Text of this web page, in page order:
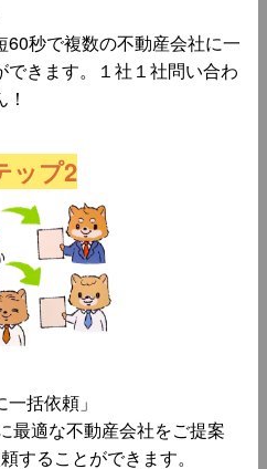
秒で複数の不動産会社に一
きます。１社１社問い合わ
ップ2
括依頼」
最適な不動産会社をご提案
することができます。